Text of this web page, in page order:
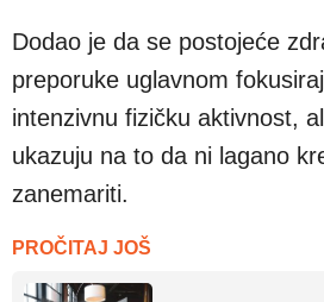
Dodao je da se postojeće
preporuke uglavnom
intenzivnu fizičku aktivnost,
ukazuju na to da ni lagano
zanemariti.
PROČITAJ JOŠ